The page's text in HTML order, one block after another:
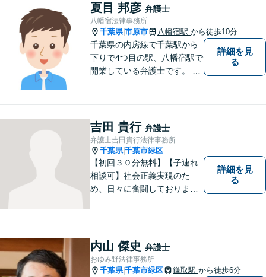
談実施中】
す。【初回相談30分無料】
【電話相談実施中】
夏目 邦彦 弁護士
八幡宿法律事務所
千葉県|市原市 八幡宿駅 から徒歩10分
千葉県の内房線で千葉駅から
下りで4つ目の駅、八幡宿駅で
開業している弁護士です。 八
おります。
詳細を見
る
吉田 貴行 弁護士
弁護士吉田貴行法律事務所
千葉県|千葉市緑区
【初回３０分無料】【子連れ
相談可】社会正義実現のた
め、日々に奮闘しておりま
考えております。 お気軽にご
相談ください。
詳細を見
る
内山 傑史 弁護士
おゆみ野法律事務所
千葉県|千葉市緑区 鎌取駅 から徒歩6分